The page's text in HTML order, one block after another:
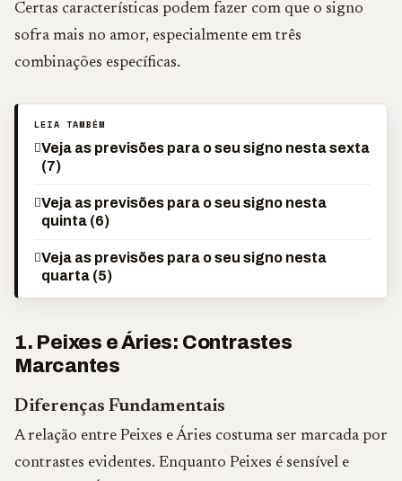
Certas características podem fazer com que o signo
sofra mais no amor, especialmente em três
combinações específicas.
LEIA TAMBÉM
Veja as previsões para o seu signo nesta sexta
(7)
Veja as previsões para o seu signo nesta
quinta (6)
Veja as previsões para o seu signo nesta
quarta (5)
1. Peixes e Áries: Contrastes
Marcantes
Diferenças Fundamentais
A relação entre Peixes e Áries costuma ser marcada por
contrastes evidentes. Enquanto Peixes é sensível e